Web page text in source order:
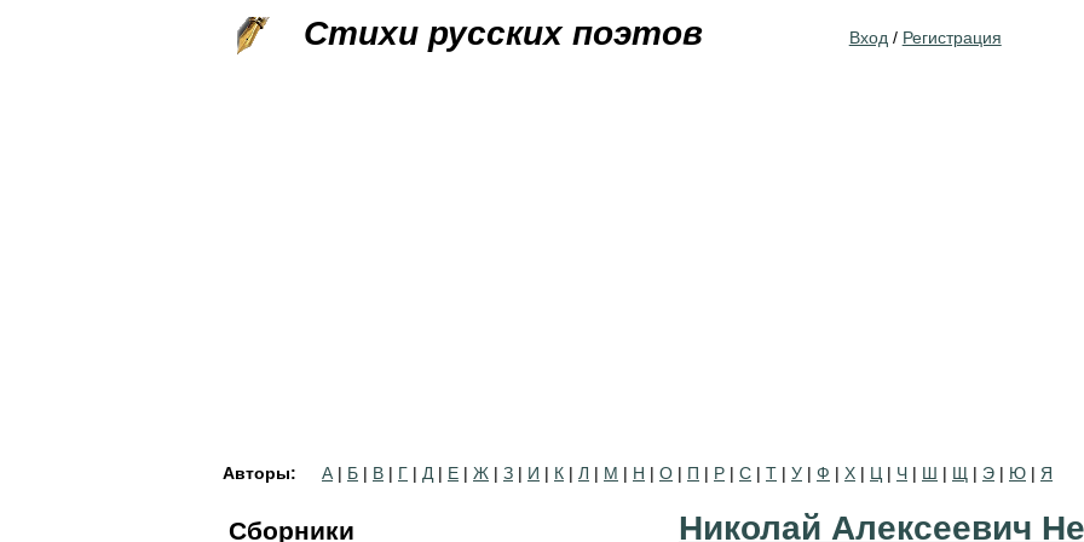
Стихи русских поэтов Вход / Регистрация
Авторы: А | Б | В | Г | Д | Е | Ж | З | И | К | Л | М | Н | О | П | Р | С | Т | У | Ф | Х | Ц | Ч | Ш | Щ | Э | Ю | Я
Николай Алексеевич
Сборники